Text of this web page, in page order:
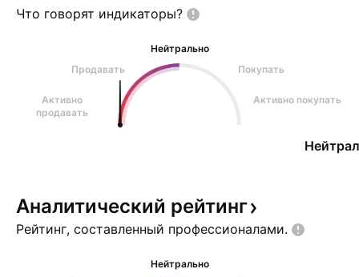
Что говорят индикаторы?
Нейтрально
Продавать
Покупать
Активно
продавать
Активно покупать
Аналитический рейтинг
Рейтинг, составленный профессионалами.
Нейтрально